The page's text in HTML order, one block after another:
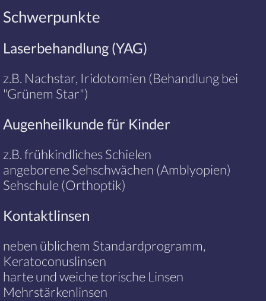
Schwerpunkte
Laserbehandlung (YAG)
z.B. Nachstar, Iridotomien (Behandlung bei
"Grünem Star")
Augenheilkunde für Kinder
z.B. frühkindliches Schielen
angeborene Sehschwächen (Amblyopien)
Sehschule (Orthoptik)
Kontaktlinsen
neben üblichem Standardprogramm,
Keratoconuslinsen
harte und weiche torische Linsen
Mehrstärkenlinsen